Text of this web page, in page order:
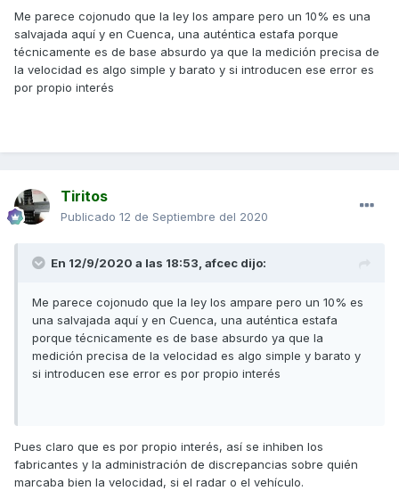
Un saludo
Me parece cojonudo que la ley los ampare pero un 10% es una
salvajada aquí y en Cuenca, una auténtica estafa porque
técnicamente es de base absurdo ya que la medición precisa de
la velocidad es algo simple y barato y si introducen ese error es
por propio interés
Tiritos
Publicado 12 de Septiembre del 2020
En 12/9/2020 a las 18:53, afcec dijo:
Me parece cojonudo que la ley los ampare pero un 10% es
una salvajada aquí y en Cuenca, una auténtica estafa
porque técnicamente es de base absurdo ya que la
medición precisa de la velocidad es algo simple y barato y
si introducen ese error es por propio interés
Pues claro que es por propio interés, así se inhiben los
fabricantes y la administración de discrepancias sobre quién
marcaba bien la velocidad, si el radar o el vehículo.